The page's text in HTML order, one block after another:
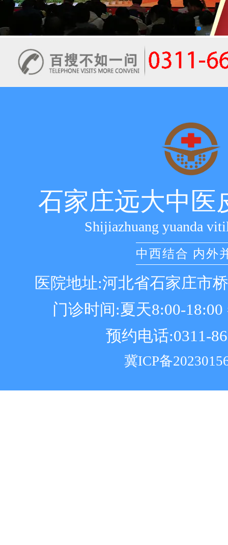
石家庄远大中医
Shijiazhuang yuanda
中西结合 内外
医院地址:河北省石家庄市
门诊时间:夏天8:00-18:00
预约电话:0311-
冀ICP备